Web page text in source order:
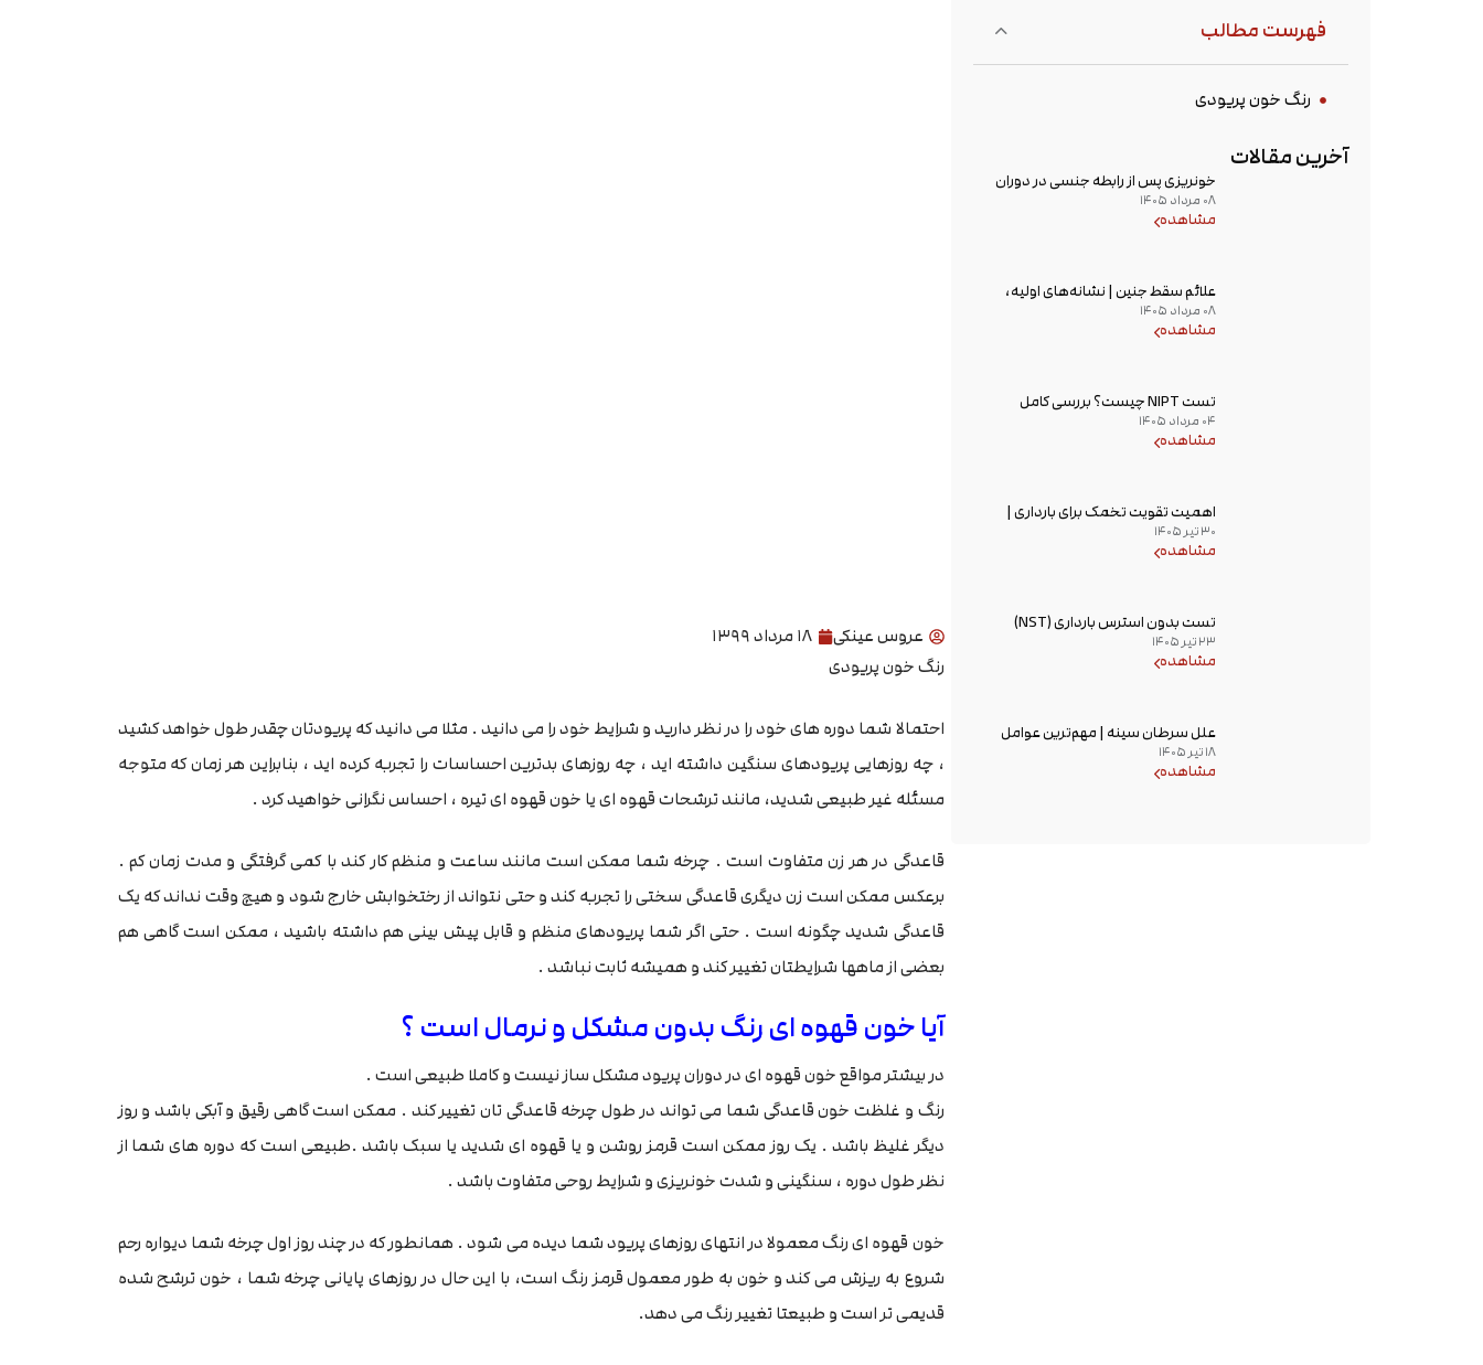
فهرست مطالب
رنگ خون پریودی
آخرین مقالات
خونریزی پس از رابطه جنسی در دوران
بارداری؛ علت و زمان مراجعه به پزشک
۰۸ مرداد ۱۴۰۵
مشاهده
علائم سقط جنین | نشانه‌های اولیه،
علت خونریزی، عوامل خطر و زمان
مراجعه به پزشک
۰۸ مرداد ۱۴۰۵
مشاهده
تست NIPT چیست؟ بررسی کامل
غربالگری غیر تهاجمی پیش از تولد،
زمان انجام و تفسیر جواب
۰۴ مرداد ۱۴۰۵
مشاهده
اهمیت تقویت تخمک برای بارداری |
راهکارهای افزایش کیفیت تخمک و
شانس باروری
۳۰ تیر ۱۴۰۵
مشاهده
تست بدون استرس بارداری (NST)
چیست؟ زمان انجام و تفسیر نتیجه
۲۳ تیر ۱۴۰۵
مشاهده
علل سرطان سینه | مهم‌ترین عوامل
خطر، دلایل ابتلا و روش‌های پیشگیری
۱۸ تیر ۱۴۰۵
مشاهده
عروس عینکی
۱۸ مرداد ۱۳۹۹
رنگ خون پریودی
احتمالا شما دوره های خود را در نظر دارید و شرایط خود را می دانید . مثلا می دانید که پریودتان چقدر طول خواهد کشید
، چه روزهایی پریودهای سنگین داشته اید ، چه روزهای بدترین احساسات را تجربه کرده اید ، بنابراین هر زمان که متوجه
مسئله غیر طبیعی شدید، مانند ترشحات قهوه ای یا خون قهوه ای تیره ، احساس نگرانی خواهید کرد .
قاعدگی در هر زن متفاوت است . چرخه شما ممکن است مانند ساعت و منظم کار کند با کمی گرفتگی و مدت زمان کم .
برعکس ممکن است زن دیگری قاعدگی سختی را تجربه کند و حتی نتواند از رختخوابش خارج شود و هیچ وقت نداند که یک
قاعدگی شدید چگونه است . حتی اگر شما پریودهای منظم و قابل پیش بینی هم داشته باشید ، ممکن است گاهی هم
بعضی از ماهها شرایطتان تغییر کند و همیشه ثابت نباشد .
آیا خون قهوه ای رنگ بدون مشکل و نرمال است ؟
در بیشتر مواقع خون قهوه ای در دوران پریود مشکل ساز نیست و کاملا طبیعی است .
رنگ و غلظت خون قاعدگی شما می تواند در طول چرخه قاعدگی تان تغییر کند . ممکن است گاهی رقیق و آبکی باشد و روز
دیگر غلیظ باشد . یک روز ممکن است قرمز روشن و یا قهوه ای شدید یا سبک باشد .طبیعی است که دوره های شما از
نظر طول دوره ، سنگینی و شدت خونریزی و شرایط روحی متفاوت باشد .
خون قهوه ای رنگ معمولا در انتهای روزهای پریود شما دیده می شود . همانطور که در چند روز اول چرخه شما دیواره رحم
شروع به ریزش می کند و خون به طور معمول قرمز رنگ است، با این حال در روزهای پایانی چرخه شما ، خون ترشح شده
قدیمی تر است و طبیعتا تغییر رنگ می دهد.